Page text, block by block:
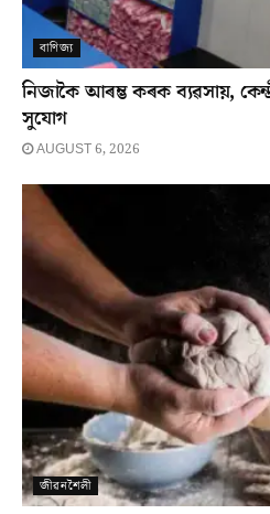
বাণিজ্য
নিজাকৈ আৰম্ভ কৰক ব্যৱসায়,
সুযোগ
AUGUST 6, 2026
জীৱনশৈলী